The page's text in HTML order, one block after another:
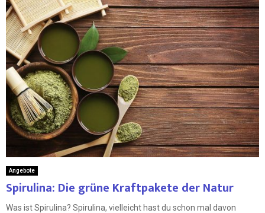
Angebote
Spirulina: Die grüne Kraftpakete der Natur
Was ist Spirulina? Spirulina, vielleicht hast du schon mal davon